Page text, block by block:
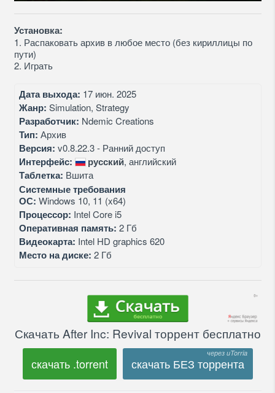
Установка:
1. Распаковать архив в любое место (без кириллицы по
пути)
2. Играть
Дата выхода: 17 июн. 2025
Жанр: Simulation, Strategy
Разработчик: Ndemic Creations
Тип: Архив
Версия: v0.8.22.3 - Ранний доступ
Интерфейс: русский, английский
Таблетка: Вшита
Системные требования
ОС: Windows 10, 11 (x64)
Процессор: Intel Core i5
Оперативная память: 2 Гб
Видеокарта: Intel HD graphics 620
Место на диске: 2 Гб
Скачать After Inc: Revival торрент бесплатно
скачать .torrent скачать БЕЗ торрента